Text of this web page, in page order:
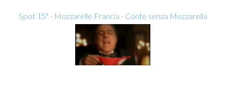
Spot 15" - Mozzarelle Francia - Conte senza Mozzarella